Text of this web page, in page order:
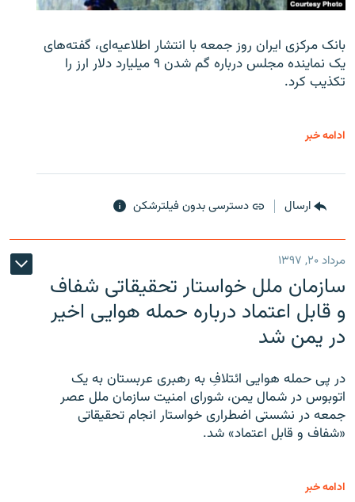
بانک مرکزی ایران روز جمعه با انتشار اطلاعیه‌ای، گفته‌های
یک نماینده مجلس درباره گم شدن ۹ میلیارد دلار ارز را
تکذیب کرد.
ادامه خبر
ارسال دسترسی بدون فیلترشکن
مرداد ۲۰, ۱۳۹۷
سازمان ملل خواستار تحقیقاتی شفاف
و قابل اعتماد درباره حمله هوایی اخیر
در یمن شد
در پی حمله هوایی ائتلافِ به رهبری عربستان به یک
اتوبوس در شمال یمن، شورای امنیت سازمان ملل عصر
جمعه در نشستی اضطراری خواستار انجام تحقیقاتی
«شفاف و قابل اعتماد» شد.
ادامه خبر